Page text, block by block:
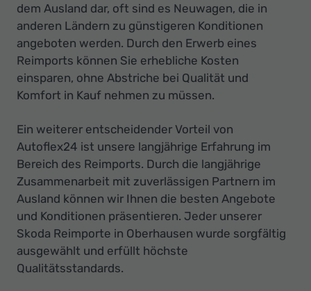
dem Ausland dar, oft sind es Neuwagen, die in
anderen Ländern zu günstigeren Konditionen
angeboten werden. Durch den Erwerb eines
Reimports können Sie erhebliche Kosten
einsparen, ohne Abstriche bei Qualität und
Komfort in Kauf nehmen zu müssen.
Ein weiterer entscheidender Vorteil von
Autoflex24 ist unsere langjährige Erfahrung im
Bereich des Reimports. Durch die langjährige
Zusammenarbeit mit zuverlässigen Partnern im
Ausland können wir Ihnen die besten Angebote
und Konditionen präsentieren. Jeder unserer
Skoda Reimporte in Oberhausen wurde sorgfältig
ausgewählt und erfüllt höchste
Qualitätsstandards.